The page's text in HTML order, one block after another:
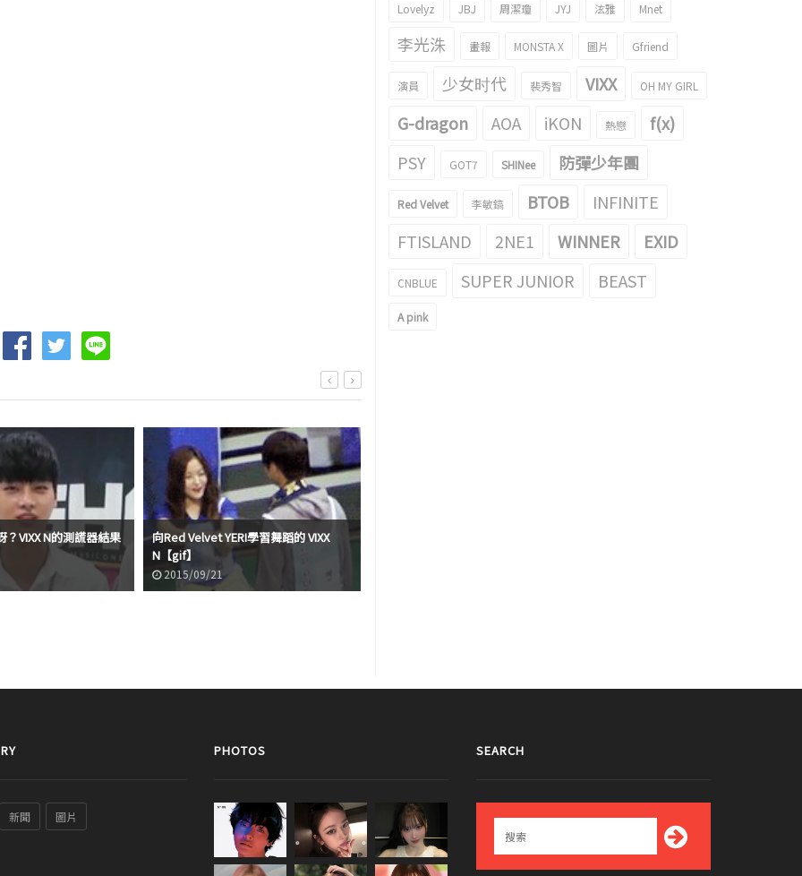
？VIXX N的測謊器結果
向Red Velvet YERI學習舞蹈的 VIXX
N【gif】
2015/09/21
Lovelyz JBJ 周潔瓊 JYJ 泫雅 Mnet
李光洙 畫報 MONSTA X 圖片 Gfriend
演員 少女时代 裴秀智 VIXX OH MY GIRL
G-dragon AOA iKON 熱戀
f(x)
PSY
GOT7 SHINee 防彈少年團
Red Velvet 李敏鎬 BTOB
INFINITE
FTISLAND
2NE1 WINNER EXID
CNBLUE SUPER JUNIOR BEAST
A pink
新聞 圖片
PHOTOS SEARCH